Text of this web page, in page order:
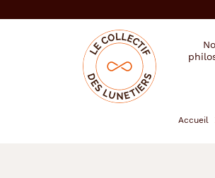
Opticien
le
collectif
des
lunetiers
Accueil